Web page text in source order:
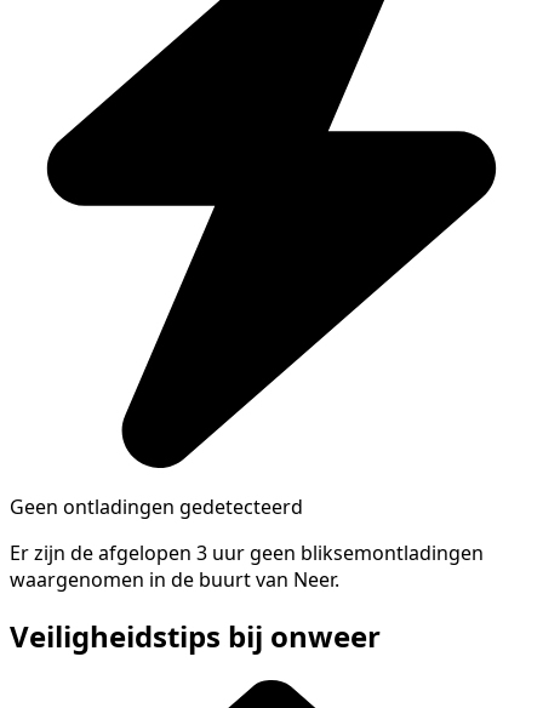
Geen ontladingen gedetecteerd
Er zijn de afgelopen 3 uur geen bliksemontladingen
waargenomen in de buurt van Neer.
Veiligheidstips bij onweer